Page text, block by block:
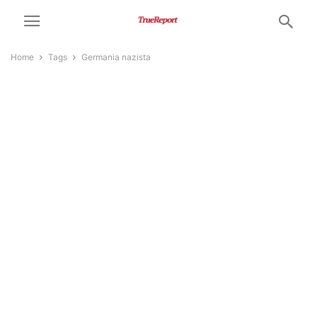
Home Tags Germania nazista